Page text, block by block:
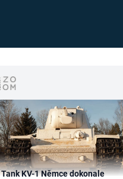
Tank KV-1 Němce dokonale